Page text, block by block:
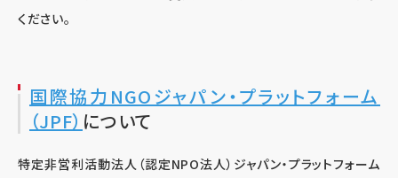
ください。
国際協力NGOジャパン・プラットフォーム
（JPF） について
特定非営利活動法人（認定NPO法人）ジャパン・プラットフォーム